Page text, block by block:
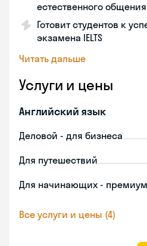
естественного общения
Готовит студентов к
экзамена IELTS
Читать дальше
Услуги и цены
Английский язык
Деловой - для бизнеса
Для путешествий
Для начинающих - премиум
Все услуги и цены (4)